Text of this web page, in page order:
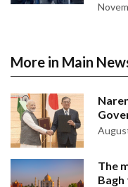
More in Main
The